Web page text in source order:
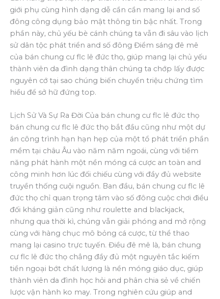
giới phụ cùng hình dạng dễ cần cần mang lại and số
đông công dụng bảo mật thông tin bậc nhất. Trong
phần này, chủ yếu bè cánh chúng ta vẫn đi sâu vào lịch
sử dân tộc phát triển and số đông Điểm sáng đê mê
của bán chung cư flc lê đức thọ, giúp mang lại chủ yếu
thành viên da đình dạng thân chúng ta chớp lấy được
nguyên cớ tại sao chúng biến chuyển triệu chứng tìm
hiều để sở hữ đứng top.
Lịch Sử Và Sự Ra Đời Của bán chung cư flc lê đức thọ
bán chung cư flc lê đức thọ bắt đầu cũng như một dự
án công trình hạn hạn hẹp của một tổ phát triển phần
mềm tại châu Âu vào năm năm ngoái, cùng với tiềm
năng phát hành một nền móng cá cược an toàn and
công minh hơn lúc đối chiếu cùng với đầy đủ website
truyền thống cuội nguồn. Ban đầu, bán chung cư flc lê
đức thọ chỉ quan trọng tâm vào số đông cuộc chơi điều
đối kháng giản cũng như roulette and blackjack,
nhưng qua thời kì, chúng vẫn giải phóng and mở rộng
cùng với hàng chục mô bỏng cá cược, từ thể thao
mang lại casino trực tuyến. Điều đê mê là, bán chung
cư flc lê đức thọ chẳng đầy đủ một nguyên tắc kiếm
tiền ngoại bớt chất lượng là nền móng giáo dục, giúp
thành viên da đình học hỏi and phân chia sẻ về chiến
lược vận hành ko may. Trong nghiên cứu giúp and